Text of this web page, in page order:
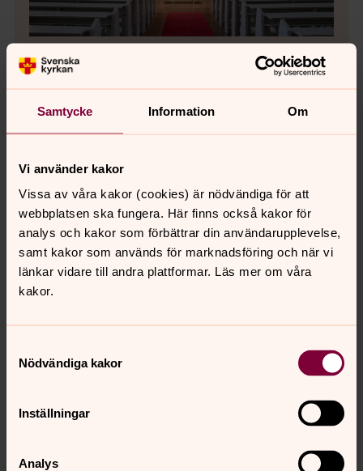
Samtycke Information Om
Vi använder kakor
Vissa av våra kakor (cookies) är nödvändiga för att
webbplatsen ska fungera. Här finns också kakor för
analys och kakor som förbättrar din användarupplevelse,
samt kakor som används för marknadsföring och när vi
länkar vidare till andra plattformar. Läs mer om våra
kakor.
Nödvändiga kakor
Inställningar
Analys
Bild 1 av 10
Öppna bildspel
Händer i Hjorthagens kyrka:
augusti 2026 Vecka 32
tis sön
9